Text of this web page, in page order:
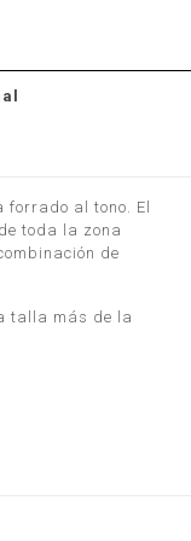
forrado al tono. El
toda la zona
de
talla más de la